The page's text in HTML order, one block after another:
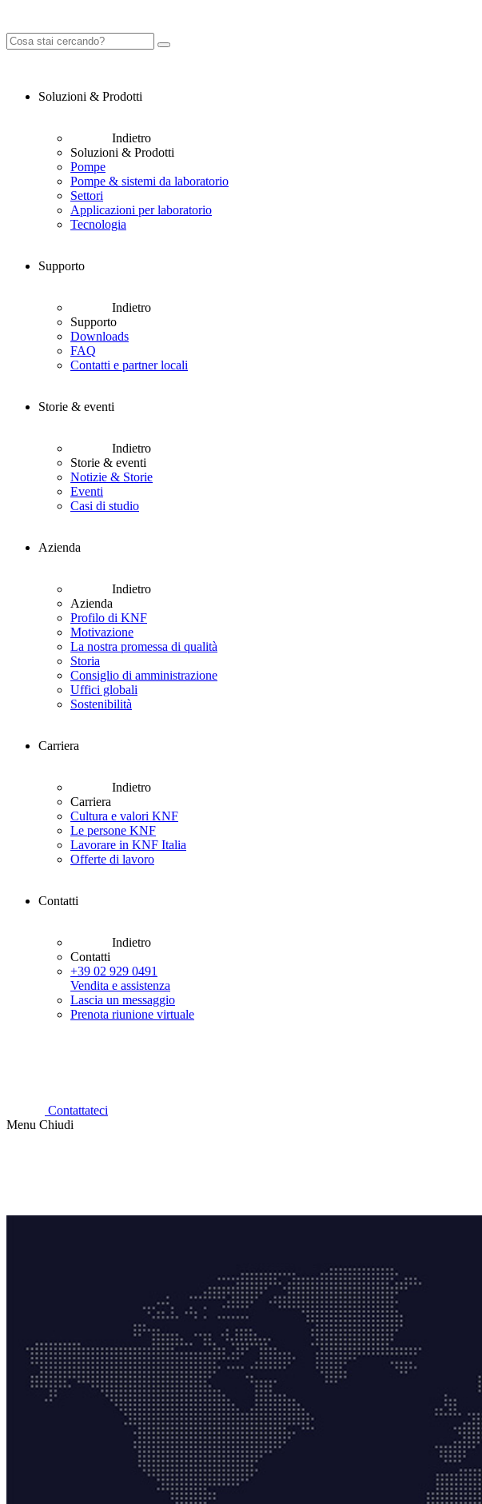
Soluzioni & Prodotti
Indietro
Soluzioni & Prodotti
Pompe
Pompe & sistemi da laboratorio
Settori
Applicazioni per laboratorio
Tecnologia
Supporto
Indietro
Supporto
Downloads
FAQ
Contatti e partner locali
Storie & eventi
Indietro
Storie & eventi
Notizie & Storie
Eventi
Casi di studio
Azienda
Indietro
Azienda
Profilo di KNF
Motivazione
La nostra promessa di qualità
Storia
Consiglio di amministrazione
Uffici globali
Sostenibilità
Carriera
Indietro
Carriera
Cultura e valori KNF
Le persone KNF
Lavorare in KNF Italia
Offerte di lavoro
Contatti
Indietro
Contatti
+39 02 929 0491
Vendita e assistenza
Lascia un messaggio
Prenota riunione virtuale
Contattateci
Menu Chiudi